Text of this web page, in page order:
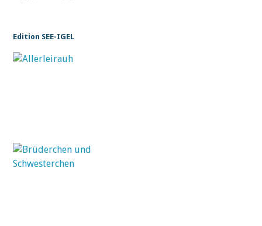
Edition SEE-IGEL